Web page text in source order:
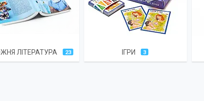
ЛІТЕРАТУРА 23 ІГРИ 3